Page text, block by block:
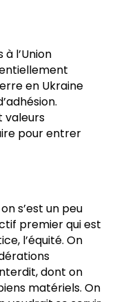
à l’Union
en Ukraine
valeurs
pour entrer
s’est un peu
premier qui est
l’équité. On
dont on
matériels. On